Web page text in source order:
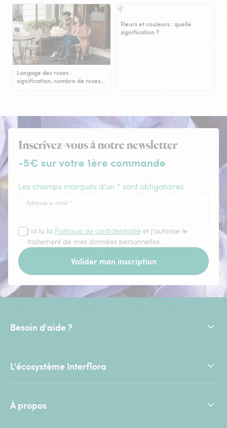
Langage des roses :
signification, nombre de roses…
Fleurs et couleurs : quelle
signification ?
Inscrivez-vous à notre newsletter
-5€ sur votre 1ère commande
Les champs marqués d'un * sont obligatoires.
Adresse e-mail *
J'ai lu la Politique de confidentialité et j'autorise le
traitement de mes données personnelles.
Valider mon inscription
Besoin d'aide ?
L'écosystème Interflora
À propos